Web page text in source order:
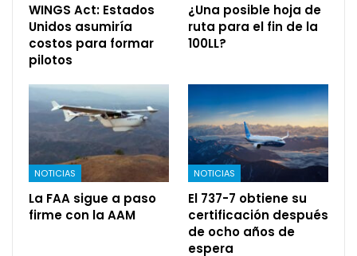
WINGS Act: Estados
Unidos asumiría
costos para formar
pilotos
¿Una posible hoja de
ruta para el fin de la
100LL?
NOTICIAS
La FAA sigue a paso
firme con la AAM
NOTICIAS
El 737-7 obtiene su
certificación después
de ocho años de
espera